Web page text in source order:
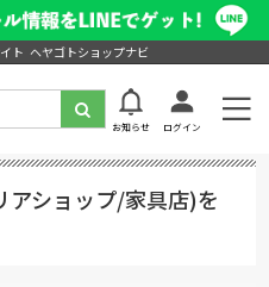
ト ヘヤゴトショップナビ
お知らせ ログイン
アショップ/家具店)を